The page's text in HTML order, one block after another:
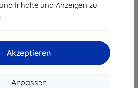
Inhalte und Anzeigen zu
Akzeptieren
Anpassen
Gutschein